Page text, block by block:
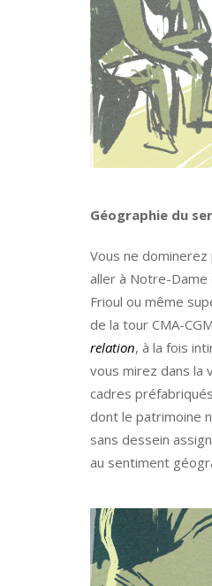
Géographie du
Vous ne
aller à Notre-Dame
Frioul ou même
de la tour CMA-
relation, à la fois
vous mirez dans la
cadres
dont le patrimoine
sans dessein
au sentiment